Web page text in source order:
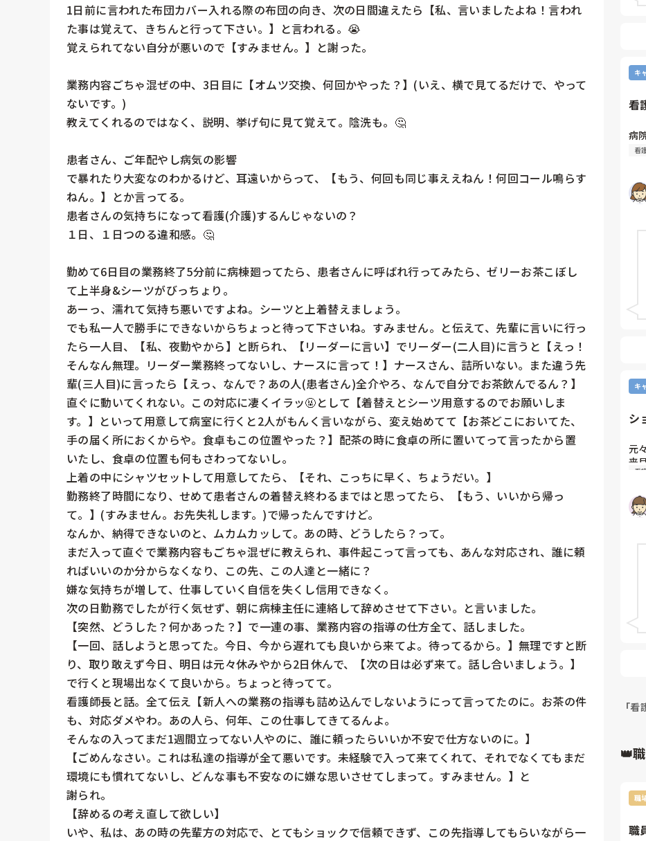
1日前に言われた布団カバー入れる際の布団の向き、次の日間違えたら【私、言いましたよね！言われ
た事は覚えて、きちんと行って下さい。】と言われる。😭
覚えられてない自分が悪いので【すみません。】と謝った。
業務内容ごちゃ混ぜの中、3日目に【オムツ交換、何回かやった？】(いえ、横で見てるだけで、やって
ないです。)
教えてくれるのではなく、説明、挙げ句に見て覚えて。陰洗も。🤔
患者さん、ご年配やし病気の影響
で暴れたり大変なのわかるけど、耳遠いからって、【もう、何回も同じ事ええねん！何回コール鳴らす
ねん。】とか言ってる。
患者さんの気持ちになって看護(介護)するんじゃないの？
１日、１日つのる違和感。🤔
勤めて6日目の業務終了5分前に病棟廻ってたら、患者さんに呼ばれ行ってみたら、ゼリーお茶こぼし
て上半身&シーツがびっちょり。
あーっ、濡れて気持ち悪いですよね。シーツと上着替えましょう。
でも私一人で勝手にできないからちょっと待って下さいね。すみません。と伝えて、先輩に言いに行っ
たら一人目、【私、夜勤やから】と断られ、【リーダーに言い】でリーダー(二人目)に言うと【えっ！
そんなん無理。リーダー業務終ってないし、ナースに言って！】ナースさん、詰所いない。また違う先
輩(三人目)に言ったら【えっ、なんで？あの人(患者さん)全介やろ、なんで自分でお茶飲んでるん？】
直ぐに動いてくれない。この対応に凄くイラッ🤬として【着替えとシーツ用意するのでお願いしま
す。】といって用意して病室に行くと2人がもんく言いながら、変え始めてて【お茶どこにおいてた、
手の届く所におくからや。食卓もこの位置やった？】配茶の時に食卓の所に置いてって言ったから置
いたし、食卓の位置も何もさわってないし。
上着の中にシャツセットして用意してたら、【それ、こっちに早く、ちょうだい。】
勤務終了時間になり、せめて患者さんの着替え終わるまではと思ってたら、【もう、いいから帰っ
て。】(すみません。お先失礼します。)で帰ったんですけど。
なんか、納得できないのと、ムカムカッして。あの時、どうしたら？って。
まだ入って直ぐで業務内容もごちゃ混ぜに教えられ、事件起こって言っても、あんな対応され、誰に頼
ればいいのか分からなくなり、この先、この人達と一緒に？
嫌な気持ちが増して、仕事していく自信を失くし信用できなく。
次の日勤務でしたが行く気せず、朝に病棟主任に連絡して辞めさせて下さい。と言いました。
【突然、どうした？何かあった？】で一連の事、業務内容の指導の仕方全て、話しました。
【一回、話しようと思ってた。今日、今から遅れても良いから来てよ。待ってるから。】無理ですと断
り、取り敢えず今日、明日は元々休みやから2日休んで、【次の日は必ず来て。話し合いましょう。】
で行くと現場出なくて良いから。ちょっと待ってて。
看護師長と話。全て伝え【新人への業務の指導も詰め込んでしないようにって言ってたのに。お茶の件
も、対応ダメやわ。あの人ら、何年、この仕事してきてるんよ。
そんなの入ってまだ1週間立ってない人やのに、誰に頼ったらいいか不安で仕方ないのに。】
【ごめんなさい。これは私達の指導が全て悪いです。未経験で入って来てくれて、それでなくてもまだ
環境にも慣れてないし、どんな事も不安なのに嫌な思いさせてしまって。すみません。】と
謝られ。
【辞めるの考え直して欲しい】
いや、私は、あの時の先輩方の対応で、とてもショックで信頼できず、この先指導してもらいながら一
キ
看
病
看
キ
シ
元
来
例
看
「
👑
職
職